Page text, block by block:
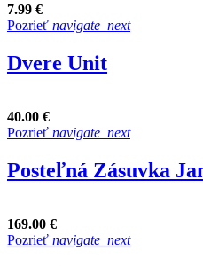
7.99 €
Pozrieť navigate_next
Dvere Unit
40.00 €
Pozrieť navigate_next
Posteľná Zásuvka
169.00 €
Pozrieť navigate_next